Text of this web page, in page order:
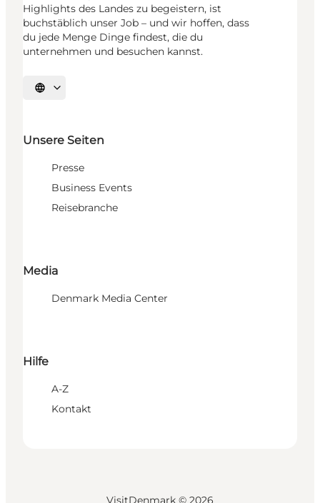
Highlights des Landes zu begeistern, ist
buchstäblich unser Job – und wir hoffen, dass
du jede Menge Dinge findest, die du
unternehmen und besuchen kannst.
Sprache auswählen
Unsere Seiten
Presse
Business Events
Reisebranche
Media
Denmark Media Center
Hilfe
A-Z
Kontakt